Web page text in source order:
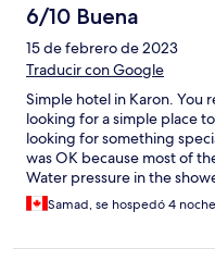
6/10 Buena
15 de febrero de 2023
Traducir con Google
Simple hotel in Karon. You
looking for a simple place
looking for something
was OK because most of
Water pressure in the
water. A/C is OK but a bit
but again OK.
Samad, se hospedó 4